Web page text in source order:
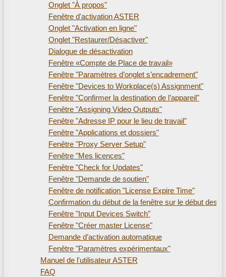
Onglet "À propos"
Fenêtre d'activation ASTER
Onglet "Activation en ligne"
Onglet "Restaurer/Désactiver"
Dialogue de désactivation
Fenêtre «Compte de Place de travail»
Fenêtre "Paramètres d’onglet s’encadrement"
Fenêtre "Devices to Workplace(s) Assignment"
Fenêtre "Confirmer la destination de l’appareil"
Fenêtre "Assigning Video Outputs"
Fenêtre "Adresse IP pour le lieu de travail"
Fenêtre "Applications et dossiers"
Fenêtre "Proxy Server Setup"
Fenêtre "Mes licences"
Fenêtre "Check for Updates"
Fenêtre "Demande de soutien"
Fenêtre de notification "License Expire Time"
Confirmation du début de la fenêtre sur le début des
Fenêtre "Input Devices Switch"
Fenêtre "Créer master License"
Demande d’activation automatique
Fenêtre "Paramètres expérimentaux"
Manuel de l'utilisateur ASTER
FAQ